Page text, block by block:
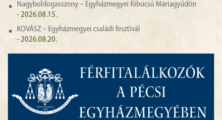
Nagyboldogasszony – Egyházmegyei főbúcsú Máriagyűdön
- 2026.08.15.
KOVÁSZ – Egyházmegyei családi fesztivál
- 2026.08.20.